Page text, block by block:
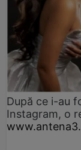
După ce i-au
Instagram, o